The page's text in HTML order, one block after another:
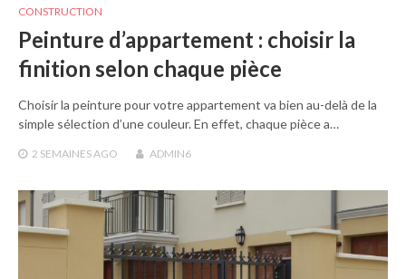
CONSTRUCTION
Peinture d’appartement : choisir la
finition selon chaque pièce
Choisir la peinture pour votre appartement va bien au-delà de la
simple sélection d’une couleur. En effet, chaque pièce a…
2 SEMAINES AGO ADMIN6